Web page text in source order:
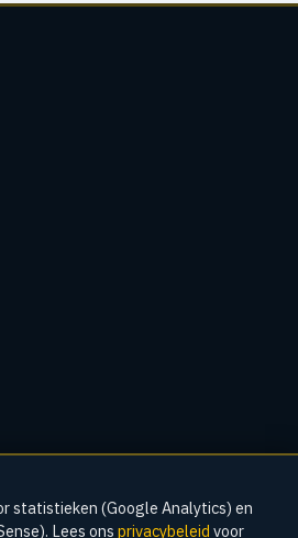
statistieken (Google Analytics) en
Lees ons privacybeleid voor